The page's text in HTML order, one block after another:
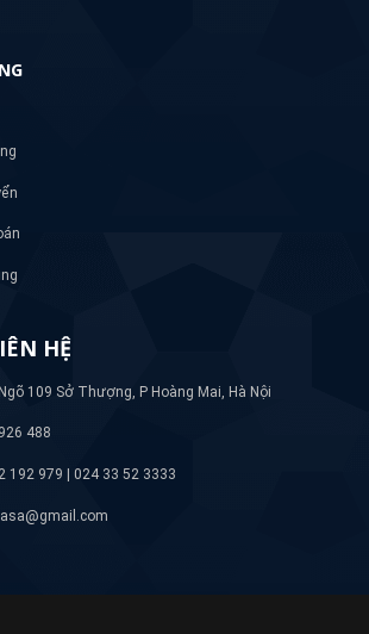
HỆ
109 Sở Thượng, P Hoàng Mai, Hà Nội
488
192 979 | 024 33 52 3333